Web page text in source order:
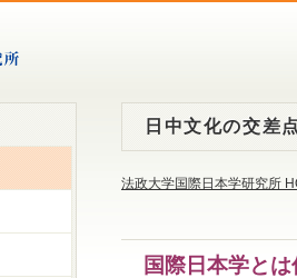
日中文化の交差
法政大学国際日本学研究所
国際日本学と